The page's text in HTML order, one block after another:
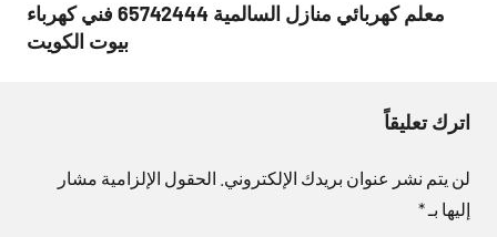
معلم كهربائي منازل السالمية 65742444 فني كهرباء
بيوت الكويت
اترك تعليقاً
لن يتم نشر عنوان بريدك الإلكتروني. الحقول الإلزامية مشار
إليها بـ*